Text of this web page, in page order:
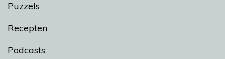
Puzzels
Recepten
Podcasts